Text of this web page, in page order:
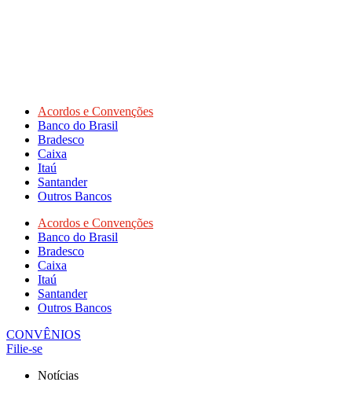
Acordos e Convenções
Banco do Brasil
Bradesco
Caixa
Itaú
Santander
Outros Bancos
Acordos e Convenções
Banco do Brasil
Bradesco
Caixa
Itaú
Santander
Outros Bancos
CONVÊNIOS
Filie-se
Notícias